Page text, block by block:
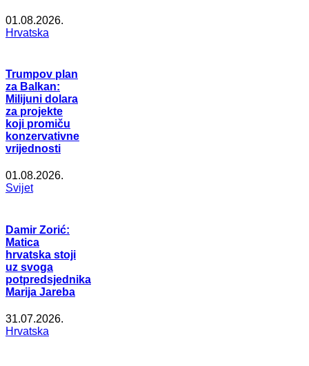
01.08.2026.
Hrvatska
Trumpov plan
za Balkan:
Milijuni dolara
za projekte
koji promiču
konzervativne
vrijednosti
01.08.2026.
Svijet
Damir Zorić:
Matica
hrvatska stoji
uz svoga
potpredsjednika
Marija Jareba
31.07.2026.
Hrvatska